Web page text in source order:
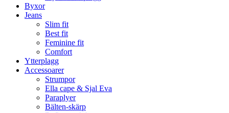
Byxor
Jeans
Slim fit
Best fit
Feminine fit
Comfort
Ytterplagg
Accessoarer
Strumpor
Ella cape & Sjal Eva
Paraplyer
Bälten-skärp